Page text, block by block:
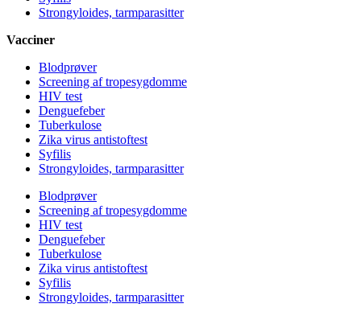
Strongyloides, tarmparasitter
Vacciner
Blodprøver
Screening af tropesygdomme
HIV test
Denguefeber
Tuberkulose
Zika virus antistoftest
Syfilis
Strongyloides, tarmparasitter
Blodprøver
Screening af tropesygdomme
HIV test
Denguefeber
Tuberkulose
Zika virus antistoftest
Syfilis
Strongyloides, tarmparasitter